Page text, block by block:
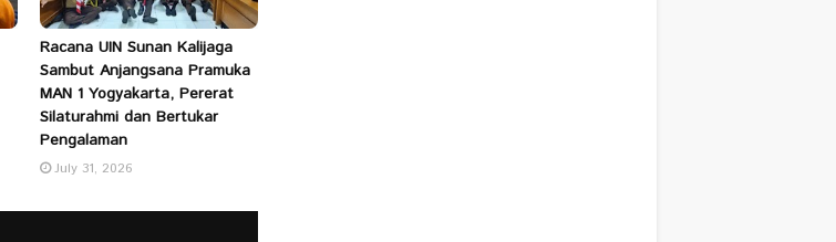
Racana UIN Sunan Kalijaga
Sambut Anjangsana Pramuka
MAN 1 Yogyakarta, Pererat
Silaturahmi dan Bertukar
Pengalaman
July 31, 2026